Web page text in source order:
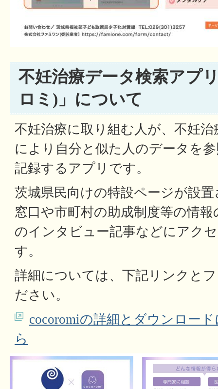
不妊治療データ検索アプ
ロミ)」について
不妊治療に取り組む人が、不妊
により自分と似た人のデータを
記録するアプリです。
茨城県民向けの特設ページが設
窓口や市町村の助成制度等の情
のインタビュー記事などにアク
す。
詳細については、下記リンクと
ださい。
cocoromiの詳細とダウンロー
ら